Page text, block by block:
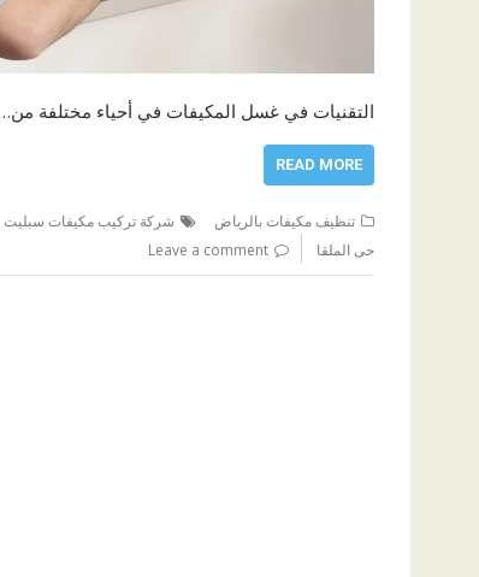
التقنيات في غسل المكيفات في أحياء مختلفة
READ MORE
تنظيف مكيفات بالرياض شركة تركيب مكيفات سبليت
حى الملقا
Leave a comment